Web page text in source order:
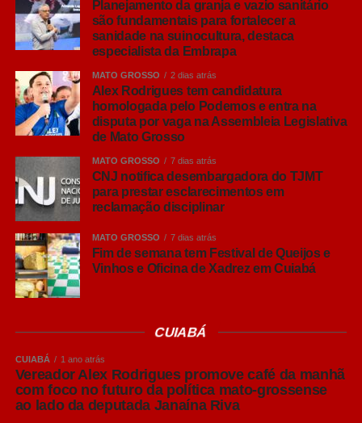
diferentes fases de produção sejam organizadas em
salas específicas. Além disso, é importante manter
animais da mesma idade juntos, evitando que animais
mais velhos transmitam doenças aos mais jovens”,
explicou.
Leia Também: MT avança na gestão
apropriada de resíduos sólidos,
aponta relatório da Sema
O pesquisador ressaltou que o Brasil já possui um
elevado padrão sanitário na produção de suínos,
reconhecido internacionalmente, mas alertou que esse
resultado exige vigilância constante.
mantê-lo e buscar melhorias contínuas é ainda mais
desempenho, maior ganho de peso e melhores
resultados econômicos para o produtor”, afirmou.
Planejamento da granja e vazio sanitário
são fundamentais para fortalecer a
sanidade na suinocultura, destaca
especialista da Embrapa
MATO GROSSO 2 dias atrás
Alex Rodrigues tem candidatura
homologada pelo Podemos e entra na
disputa por vaga na Assembleia Legislativa
de Mato Grosso
MATO GROSSO 7 dias atrás
CNJ notifica desembargadora do TJMT
para prestar esclarecimentos em
reclamação disciplinar
MATO GROSSO 7 dias atrás
Fim de semana tem Festival de Queijos e
Vinhos e Oficina de Xadrez em Cuiabá
CUIABÁ
CUIABÁ 1 ano atrás
Vereador Alex Rodrigues promove café da manhã
com foco no futuro da política mato-grossense
ao lado da deputada Janaína Riva